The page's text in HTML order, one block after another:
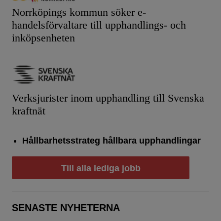
Norrköpings kommun söker e-
handelsförvaltare till upphandlings- och
inköpsenheten
Verksjurister inom upphandling till Svenska
kraftnät
Hållbarhetsstrateg hållbara upphandlingar
Till alla lediga jobb
SENASTE NYHETERNA